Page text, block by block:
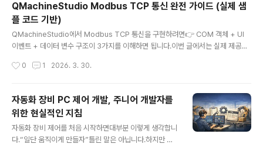
리해본다.1. 소프트웨어 문제가 아니라 ‘시스템 전체’ 문제
다일반적인 프로그램은 문제가 생기면 재시작하면 끝이다.
하지만 자동화 장비는 다르다.모터가 움직이는 중일 수 있
고센서가 트리거된 상태일 수 있고제품이 장비 안에 끼어
가 아니라 설비 사고로 이어진다.컴퓨터..
QMachineStudio Modbus TCP 통신 완전 가이드 (실제 샘
플 코드 기반)
QMachineStudio에서 Modbus TCP 통신을 구현하려면👉 COM 객체 + UI
이벤트 + 데이터 변수 구조이 3가지를 이해하면 됩니다.이번 글에서는 실제 제공된
니다.🖥️ 1. 전체 구조 이해 (샘플 기준)샘플 코드에서 핵심 변수는 다음과 같습니다: b
putBitDatint WordInputDataReadint WordDataarray BitDataArray[8] =
{OFF} 👉 핵심 포인트:Slave → Modbus Slave IDAddress → 시작 주소BitD
ata / ..
0 1 2026. 3. 30.
자동화 장비 PC 제어 개발, 주니어 개발자를
위한 현실적인 지침
자동화 장비 제어를 처음 시작하면대부분 이렇게 생각합니
다.“일단 움직이게 만들자”틀린 말은 아닙니다.하지만 그